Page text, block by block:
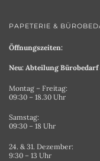
PAPETERIE &
Öffnungszeiten:
Neu: Abteilung
Montag – Freitag:
09:30 – 18.30 Uhr
Samstag:
09:30 – 18 Uhr
24. & 31. Dezember:
9:30 – 13 Uhr